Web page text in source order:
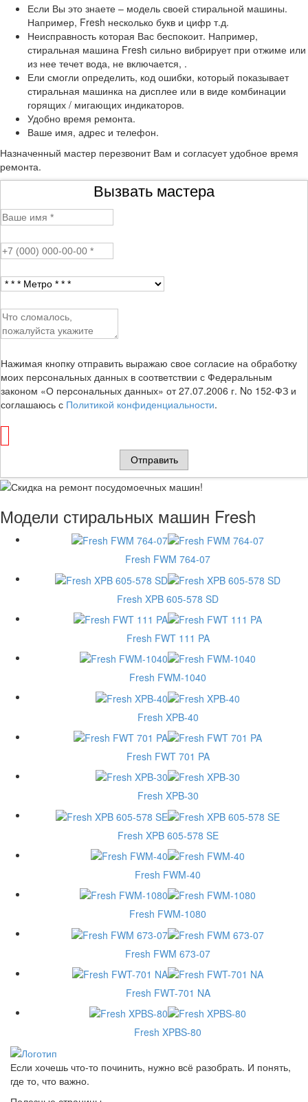
Если Вы это знаете – модель своей стиральной машины.
Например, Fresh несколько букв и цифр т.д.
Неисправность которая Вас беспокоит. Например,
стиральная машина Fresh сильно вибрирует при отжиме или
из нее течет вода, не включается, .
Ели смогли определить, код ошибки, который показывает
стиральная машинка на дисплее или в виде комбинации
горящих / мигающих индикаторов.
Удобно время ремонта.
Ваше имя, адрес и телефон.
Назначенный мастер перезвонит Вам и согласует удобное время
ремонта.
Вызвать мастера
Нажимая кнопку отправить выражаю свое согласие на обработку
моих персональных данных в соответствии с Федеральным
законом «О персональных данных» от 27.07.2006 г. No 152-ФЗ и
соглашаюсь с Политикой конфиденциальности.
Модели стиральных машин Fresh
Fresh FWM 764-07
Fresh XPB 605-578 SD
Fresh FWT 111 PA
Fresh FWM-1040
Fresh XPB-40
Fresh FWT 701 PA
Fresh XPB-30
Fresh XPB 605-578 SE
Fresh FWM-40
Fresh FWM-1080
Fresh FWM 673-07
Fresh FWT-701 NA
Fresh XPBS-80
Если хочешь что-то починить, нужно всё разобрать. И понять,
где то, что важно.